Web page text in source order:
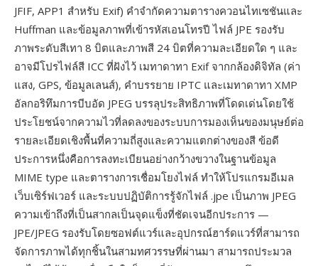
JFIF, APP1 สำหรับ Exif) คำจำกัดความตารางควอนไทเซชันและ
Huffman และข้อมูลภาพที่เข้ารหัสเอนโทรปี ไฟล์ JPE รองรับ
ภาพระดับสีเทา 8 บิตและภาพสี 24 บิตที่ความละเอียดใด ๆ และ
อาจมีโปรไฟล์สี ICC ที่ฝังไว้ เมทาดาทา Exif จากกล้องดิจิทัล (ค่า
แสง, GPS, ข้อมูลเลนส์), คำบรรยาย IPTC และเมทาดาทา XMP
อัลกอริทึมการบีบอัด JPEG บรรลุประสิทธิภาพที่โดดเด่นโดยใช้
ประโยชน์จากความไวที่ลดลงของระบบการมองเห็นของมนุษย์ต่อ
รายละเอียดเชิงพื้นที่ความถี่สูงและความแตกต่างของสี ข้อดี
ประการหนึ่งคือการลงทะเบียนอย่างกว้างขวางในฐานข้อมูล
MIME type และตารางการเชื่อมโยงไฟล์ ทำให้โปรแกรมอีเมล
เว็บเซิร์ฟเวอร์ และระบบปฏิบัติการรู้จักไฟล์ .jpe เป็นภาพ JPEG
ความเข้าถึงที่เป็นสากลเป็นจุดแข็งที่ชัดเจนอีกประการ —
JPE/JPEG รองรับโดยซอฟต์แวร์และอุปกรณ์ฮาร์ดแวร์ที่สามารถ
จัดการภาพได้ทุกชิ้นในสามทศวรรษที่ผ่านมา สามารถประมวล